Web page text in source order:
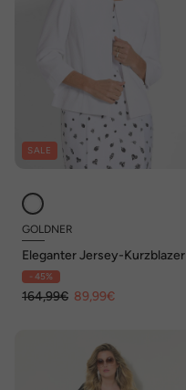
SALE
GOLDNER
Eleganter Jersey-Kurzblazer
- 45%
164,99€ 89,99€